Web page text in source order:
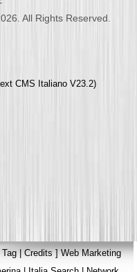
All Rights Reserved.
CMS Italiano V23.2)
Tag|Credits]Web Marketing